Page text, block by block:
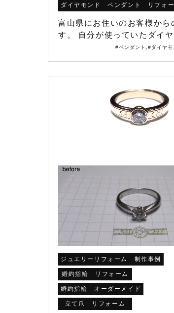
ダイヤモンド ペンダント リフォー
富山県にお住いのお客様から
す。 自分が使っていたダイ
#ペンダント ,#ダイヤモ
ジュエリーリフォーム 制作事例
婚約指輪 リフォーム
婚約指輪 オーダーメイド
立て爪 リフォーム